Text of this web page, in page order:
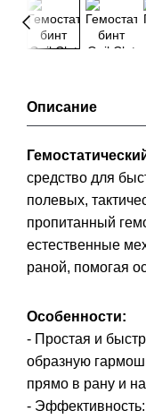
Описание
средство для
полевых,
пропитанный
естественные
раной, помогая
Особенности:
- Простая и
образную
прямо в рану и
- Эффективность: